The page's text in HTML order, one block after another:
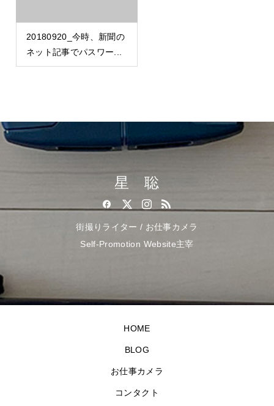
20180920_今時、新聞の
ネット記事でパスワー...
星 聡
街撮りライター / お仕事カメラ
Self-Promotion Website主宰
HOME
BLOG
お仕事カメラ
コンタクト